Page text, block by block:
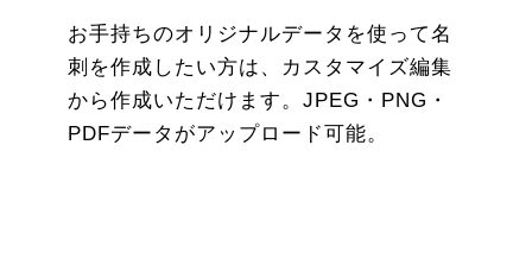
お手持ちのオリジナルデータを使って名
刺を作成したい方は、カスタマイズ編集
から作成いただけます。JPEG・PNG・
PDFデータがアップロード可能。